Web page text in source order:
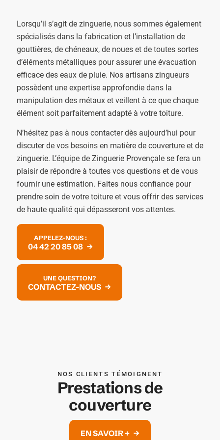
Lorsqu’il s’agit de zinguerie, nous sommes également
spécialisés dans la fabrication et l’installation de
gouttières, de chéneaux, de noues et de toutes sortes
d’éléments métalliques pour assurer une évacuation
efficace des eaux de pluie. Nos artisans zingueurs
possèdent une expertise approfondie dans la
manipulation des métaux et veillent à ce que chaque
élément soit parfaitement adapté à votre toiture.
N’hésitez pas à nous contacter dès aujourd’hui pour
discuter de vos besoins en matière de couverture et de
zinguerie. L’équipe de Zinguerie Provençale se fera un
plaisir de répondre à toutes vos questions et de vous
fournir une estimation. Faites nous confiance pour
prendre soin de votre toiture et vous offrir des services
de haute qualité qui dépasseront vos attentes.
APPELEZ-NOUS :
04 42 20 85 08
UNE QUESTION?
CONTACTEZ-NOUS
NOS CLIENTS TÉMOIGNENT
Prestations de
couverture
EN SAVOIR +